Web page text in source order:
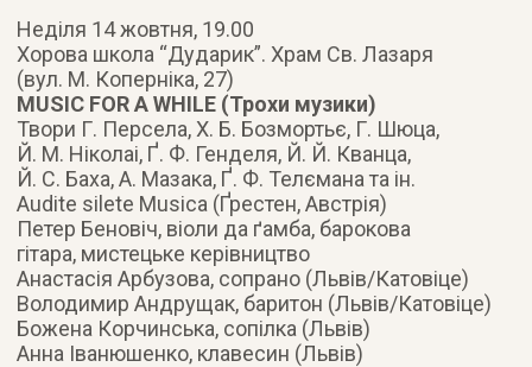
Неділя 14 жовтня, 19.00
Хорова школа “Дударик”. Храм Св. Лазаря
(вул. М. Коперніка, 27)
MUSIC FOR A WHILE (Трохи музики)
Твори Г. Персела, Х. Б. Бозмортьє, Г. Шюца,
Й. М. Ніколаі, Ґ. Ф. Генделя, Й. Й. Кванца,
Й. С. Баха, А. Мазака, Ґ. Ф. Телємана та ін.
Audite silete Musica (Ґрестен, Австрія)
Петер Беновіч, віоли да ґамба, барокова
гітара, мистецьке керівництво
Анастасія Арбузова, сопрано (Львів/Катовіце)
Володимир Андрущак, баритон (Львів/Катовіце)
Божена Корчинська, сопілка (Львів)
Анна Іванюшенко, клавесин (Львів)